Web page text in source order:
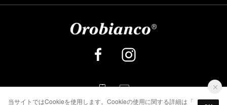
当サイトではCookieを使用します。Cookieの使用に関する詳細は「